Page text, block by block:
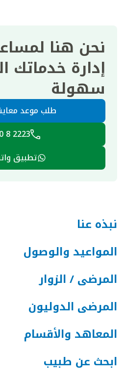
نحن هنا
إدارة خدماتك
سهولة
طلب موعد
2223 8 800
تطبيق
نبذه عنا
المواعيد والوصول
المرضى / الزوار
المرضى الدوليون
المعاهد والأقسام
ابحث عن طبيب